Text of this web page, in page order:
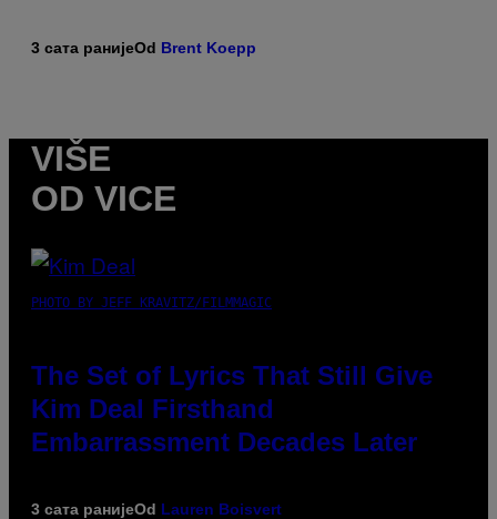
3 сата ранијеOd Brent Koepp
VIŠE
OD VICE
PHOTO BY JEFF KRAVITZ/FILMMAGIC
The Set of Lyrics That Still Give
Kim Deal Firsthand
Embarrassment Decades Later
3 сата ранијеOd Lauren Boisvert